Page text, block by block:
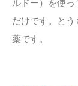
ルドー）を使
だけです。と
薬です。